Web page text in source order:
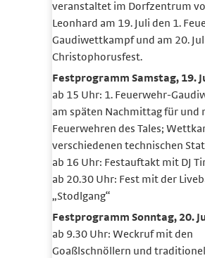
veranstaltet im Dorfzentrum
Leonhard am 19. Juli den 1.
Gaudiwettkampf und am 20.
Christophorusfest.
Festprogramm Samstag, 19.
ab 15 Uhr: 1. Feuerwehr-
am späten Nachmittag für und
Feuerwehren des Tales;
verschiedenen technischen
ab 16 Uhr: Festauftakt mit DJ
ab 20.30 Uhr: Fest mit der
„Stodlgang“
Festprogramm Sonntag, 20.
ab 9.30 Uhr: Weckruf mit den
Goaßlschnöllern und